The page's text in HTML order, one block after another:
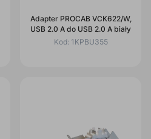
Adapter PROCAB VCK622/W,
USB 2.0 A do USB 2.0 A biały
Kod: 1KPBU355